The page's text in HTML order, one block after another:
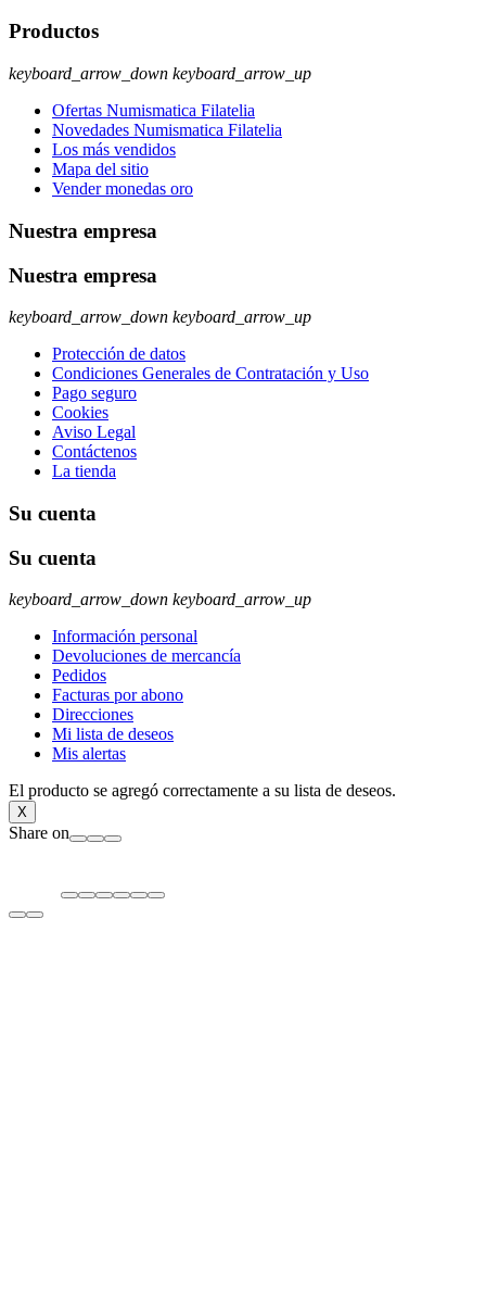
Productos
keyboard_arrow_down keyboard_arrow_up
Ofertas Numismatica Filatelia
Novedades Numismatica Filatelia
Los más vendidos
Mapa del sitio
Vender monedas oro
Nuestra empresa
Nuestra empresa
keyboard_arrow_down keyboard_arrow_up
Protección de datos
Condiciones Generales de Contratación y Uso
Pago seguro
Cookies
Aviso Legal
Contáctenos
La tienda
Su cuenta
Su cuenta
keyboard_arrow_down keyboard_arrow_up
Información personal
Devoluciones de mercancía
Pedidos
Facturas por abono
Direcciones
Mi lista de deseos
Mis alertas
El producto se agregó correctamente a su lista de deseos.
X
Share on